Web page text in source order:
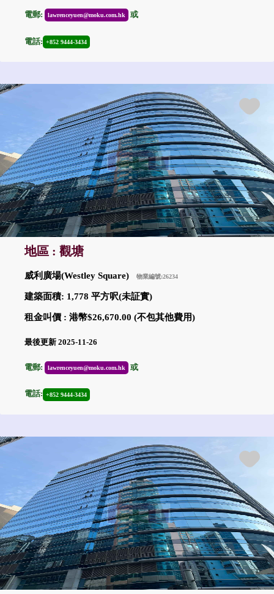
電郵: lawrenceyuen@moku.com.hk 或
電話: +852 9444-3434
地區 : 觀塘
威利廣場(Westley Square) 物業編號:26234
建築面積: 1,778 平方呎(未証實)
租金叫價 : 港幣$26,670.00 (不包其他費用)
最後更新 2025-11-26
電郵: lawrenceyuen@moku.com.hk 或
電話: +852 9444-3434